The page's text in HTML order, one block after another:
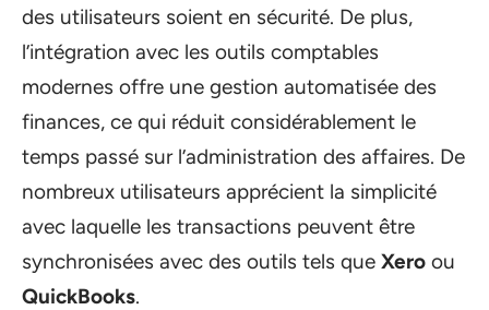
des utilisateurs soient en sécurité. De plus,
l’intégration avec les outils comptables
modernes offre une gestion automatisée des
finances, ce qui réduit considérablement le
temps passé sur l’administration des affaires. De
nombreux utilisateurs apprécient la simplicité
avec laquelle les transactions peuvent être
synchronisées avec des outils tels que Xero ou
QuickBooks.